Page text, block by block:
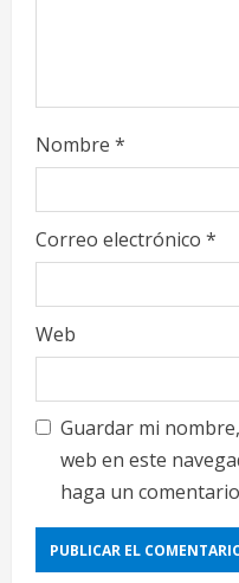
Nombre *
Correo electrónico *
Web
Guardar mi
web en este
haga un